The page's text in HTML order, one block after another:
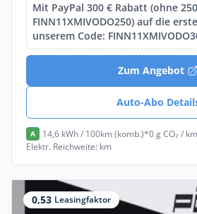
Mit PayPal 300 € Rabatt (ohne
FINN11XMIVODO250) auf die
unserem Code:
Zum Angebot
Auto-Abo
A 14,6 kWh / 100km (komb.)*0 g CO₂ /
Elektr. Reichweite: km
0,53 Leasingfaktor